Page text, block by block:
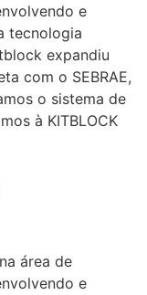
e
tecnologia
expandiu
com o SEBRAE,
o sistema de
à KITBLOCK
área de
e